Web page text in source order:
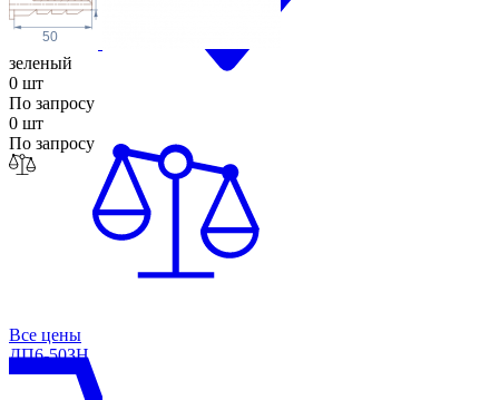
50
зеленый
0 шт
По запросу
0 шт
По запросу
Все цены
ДП6-50ЗН